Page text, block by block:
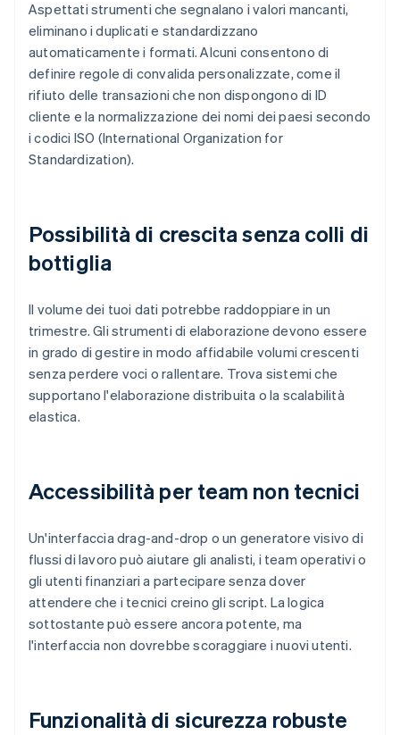
Aspettati strumenti che segnalano i valori mancanti,
eliminano i duplicati e standardizzano
automaticamente i formati. Alcuni consentono di
definire regole di convalida personalizzate, come il
rifiuto delle transazioni che non dispongono di ID
cliente e la normalizzazione dei nomi dei paesi secondo
i codici ISO (International Organization for
Standardization).
Possibilità di crescita senza colli di
bottiglia
Il volume dei tuoi dati potrebbe raddoppiare in un
trimestre. Gli strumenti di elaborazione devono essere
in grado di gestire in modo affidabile volumi crescenti
senza perdere voci o rallentare. Trova sistemi che
supportano l'elaborazione distribuita o la scalabilità
elastica.
Accessibilità per team non tecnici
Un'interfaccia drag-and-drop o un generatore visivo di
flussi di lavoro può aiutare gli analisti, i team operativi o
gli utenti finanziari a partecipare senza dover
attendere che i tecnici creino gli script. La logica
sottostante può essere ancora potente, ma
l'interfaccia non dovrebbe scoraggiare i nuovi utenti.
Funzionalità di sicurezza robuste